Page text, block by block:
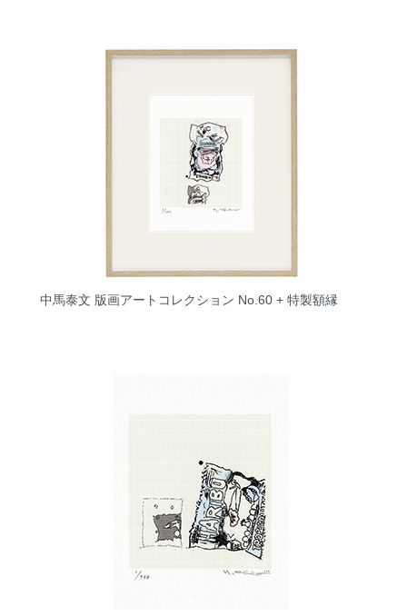
中馬泰文 版画アートコレクション No.60 + 特製額縁